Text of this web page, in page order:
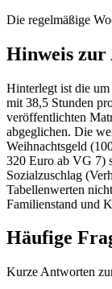
Die regelmäßige
Hinweis zur
Hinterlegt ist die
mit 38,5 Stunden
veröffentlichten
abgeglichen. Die
Weihnachtsgeld
320 Euro ab VG 7)
Sozialzuschlag
Tabellenwerten
Familienstand und
Häufige
Kurze Antworten